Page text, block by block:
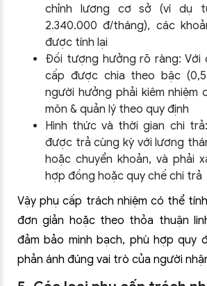
chỉnh lương cơ sở (ví dụ
2.340.000 đ/tháng), các
được tính lại
Đối tượng hưởng rõ ràng: Với
cấp được chia theo bậc
người hưởng phải kiêm nhiệm
môn & quản lý theo quy định
Hình thức và thời gian chi
được trả cùng kỳ với lương
hoặc chuyển khoản, và phải
hợp đồng hoặc quy chế chi trả
Vậy phụ cấp trách nhiệm có thể
đơn giản hoặc theo thỏa thuận
đảm bảo minh bạch, phù hợp quy
phản ánh đúng vai trò của người